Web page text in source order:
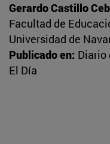
Gerardo Castillo
Facultad de
Universidad de
Publicado en: Diario
El Día